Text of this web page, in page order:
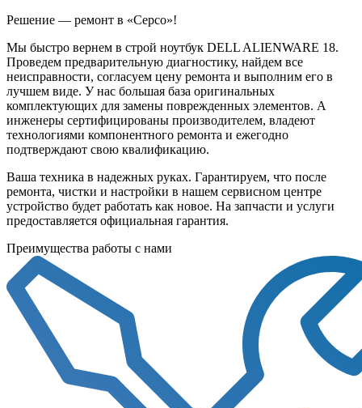
Решение — ремонт в «Серсо»!
Мы быстро вернем в строй ноутбук DELL ALIENWARE 18.
Проведем предварительную диагностику, найдем все
неисправности, согласуем цену ремонта и выполним его в
лучшем виде. У нас большая база оригинальных
комплектующих для замены поврежденных элементов. А
инженеры сертифицированы производителем, владеют
технологиями компонентного ремонта и ежегодно
подтверждают свою квалификацию.
Ваша техника в надежных руках. Гарантируем, что после
ремонта, чистки и настройки в нашем сервисном центре
устройство будет работать как новое. На запчасти и услуги
предоставляется официальная гарантия.
Преимущества работы с нами